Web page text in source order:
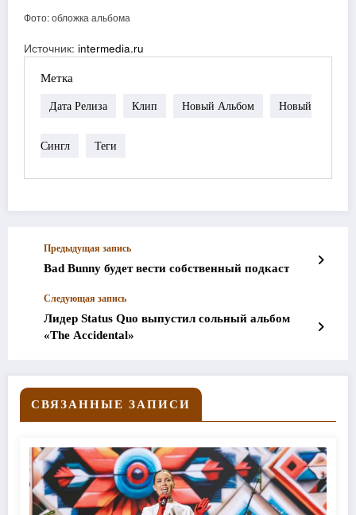
Фото: обложка альбома
Источник: intermedia.ru
Метка
Дата Релиза Клип Новый Альбом Новый
Сингл Теги
Предыдущая запись
Bad Bunny будет вести собственный подкаст
Следующая запись
Лидер Status Quo выпустил сольный альбом
«The Accidental»
СВЯЗАННЫЕ ЗАПИСИ